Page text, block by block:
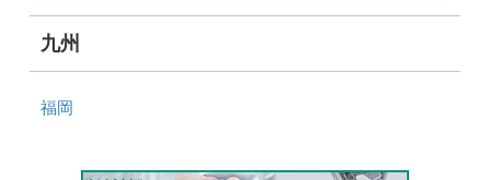
九州
福岡